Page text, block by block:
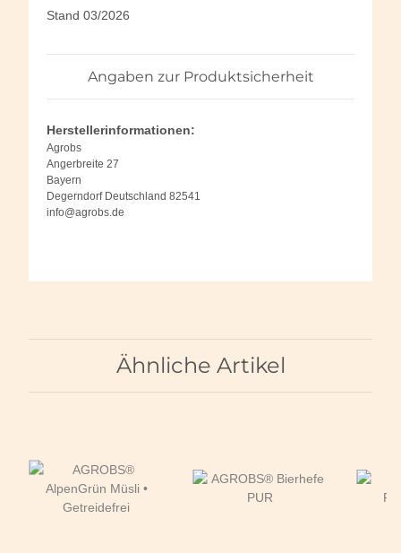
Stand 03/2026
Angaben zur Produktsicherheit
Herstellerinformationen:
Agrobs
Angerbreite 27
Bayern
Degerndorf Deutschland 82541
info@agrobs.de
Ähnliche Artikel